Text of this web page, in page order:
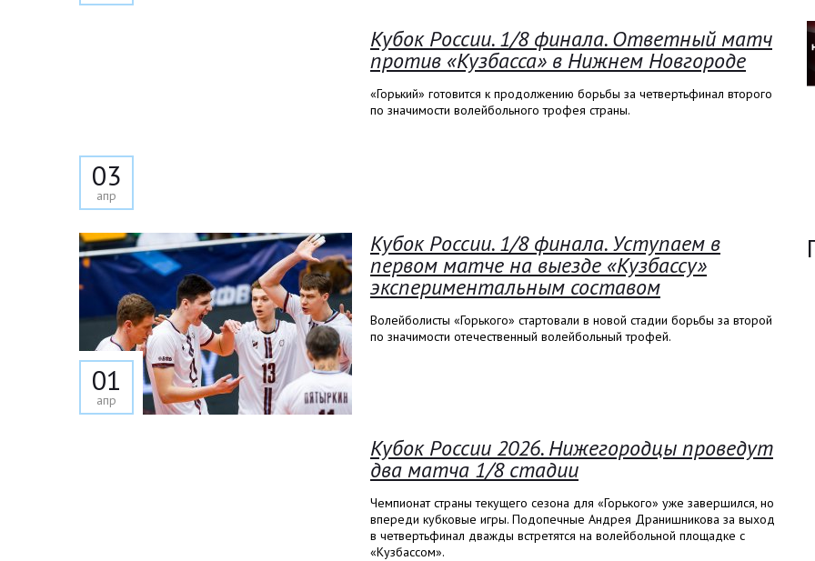
03
апр
Кубок России. 1/8 финала. Ответный матч
против «Кузбасса» в Нижнем Новгороде
«Горький» готовится к продолжению борьбы за четвертьфинал второго
по значимости волейбольного трофея страны.
01
апр
Кубок России. 1/8 финала. Уступаем в
первом матче на выезде «Кузбассу»
экспериментальным составом
Волейболисты «Горького» стартовали в новой стадии борьбы за второй
по значимости отечественный волейбольный трофей.
Кубок России 2026. Нижегородцы проведут
два матча 1/8 стадии
Чемпионат страны текущего сезона для «Горького» уже завершился, но
впереди кубковые игры. Подопечные Андрея Дранишникова за выход
в четвертьфинал дважды встретятся на волейбольной площадке с
«Кузбассом».